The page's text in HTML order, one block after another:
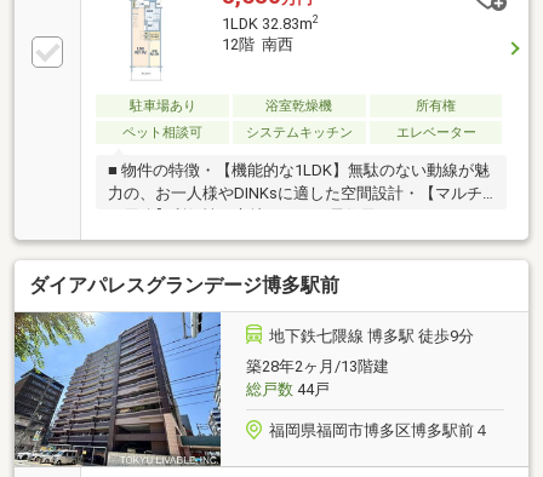
1LDK 32.83m2
12階 南西
駐車場あり 浴室乾燥機
所有権
ペット相談可
システムキッチン エレベーター
■ 物件の特徴・【機能的な1LDK】無駄のない動線が魅
力の、お一人様やDINKsに適した空間設計・【マルチ
ス・投資用にも利用可■ 設備・共用部分・【ホテルラ
イクな共用部】エントランスホールにはリモートワー
ク等に便利な「ワークスペース」を完備・【24時間ゴ
ミ出し可】各フロアで24時間ゴミ出しが可能・【快適
な設備仕様】宅配ボックス設置、ハンズフリーの
「Tebraキー」等・【ペット飼育可】大切な家族であ
るペットと一緒に暮らせるモダンレジデンス（規約制
限有）・【敷地内駐車場】空あり（1台／月額20000
円）2026年5月16日現在
ダイアパレスグランデージ博多駅前
地下鉄七隈線 博多駅 徒歩9分
築28年2ヶ月/13階建
総戸数44戸
福岡県福岡市博多区博多駅前４